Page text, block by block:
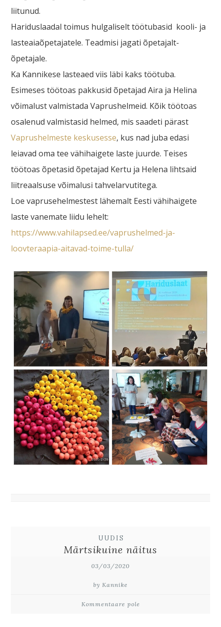
liitunud.
Hariduslaadal toimus hulgaliselt töötubasid kooli- ja
lasteaiaõpetajatele. Teadmisi jagati õpetajalt-
õpetajale.
Ka Kannikese lasteaed viis läbi kaks töötuba.
Esimeses töötoas pakkusid õpetajad Aira ja Helina
võimalust valmistada Vaprushelmeid. Kõik töötoas
osalenud valmistasid helmed, mis saadeti pärast
Vaprushelmeste keskusesse, kus nad juba edasi
leiavad oma tee vähihaigete laste juurde. Teises
töötoas õpetasid õpetajad Kertu ja Helena lihtsaid
liitreaalsuse võimalusi tahvelarvutitega.
Loe vaprusehelmestest lähemalt Eesti vähihaigete
laste vanemate liidu lehelt:
https://www.vahilapsed.ee/vaprushelmed-ja-
loovteraapia-aitavad-toime-tulla/
UUDIS
Märtsikuine näitus
03/03/2020
by Kannike
Kommentaare pole